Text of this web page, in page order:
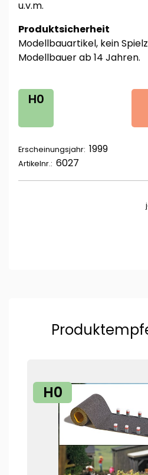
u.v.m.
Produktsicherheit
Modellbauartikel, kein
Modellbauer ab 14 Jahren.
H0
Erscheinungsjahr: 1999
Artikelnr.: 6027
H0